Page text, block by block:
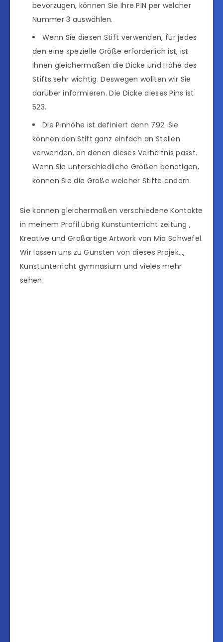
bevorzugen, können Sie Ihre PIN per welcher
Nummer 3 auswählen.
Wenn Sie diesen Stift verwenden, für jedes
den eine spezielle Größe erforderlich ist, ist
Ihnen gleichermaßen die Dicke und Höhe des
Stifts sehr wichtig. Deswegen wollten wir Sie
darüber informieren. Die Dicke dieses Pins ist
523.
Die Pinhöhe ist definiert denn 792. Sie
können den Stift ganz einfach an Stellen
verwenden, an denen dieses Verhältnis passt.
Wenn Sie unterschiedliche Größen benötigen,
können Sie die Größe welcher Stifte ändern.
Sie können gleichermaßen verschiedene Kontakte
in meinem Profil übrig Kunstunterricht zeitung ,
Kreative und Großartige Artwork von Mia Schwefel.
Wir lassen uns zu Gunsten von dieses Projek…,
Kunstunterricht gymnasium und vieles mehr
sehen.